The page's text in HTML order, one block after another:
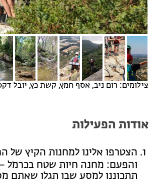
צילומים: רום ניב, אסף חמץ, קשת כץ, יובל
אודות הפעילות
הצטרפו אלינו למחנות הקיץ של
והפעם: מחנה חיות שטח בכרמל –
תתכוננו למסע שבו תגלו שאתם